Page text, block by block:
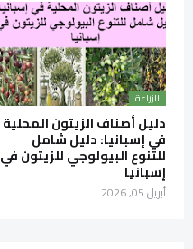
الزراعة
دليل أصناف الزيتون المحلية
في إسبانيا: دليل شامل
للتنوع البيولوجي للزيتون في
إسبانيا
أبريل 05, 2026